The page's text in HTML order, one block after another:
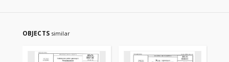
OBJECTS similar